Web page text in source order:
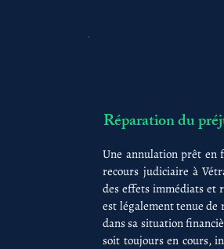
Réparation du
Une annulation prêt en
recours judiciaire à
des effets immédiats et
est légalement tenue
dans sa situation
soit toujours en cours,